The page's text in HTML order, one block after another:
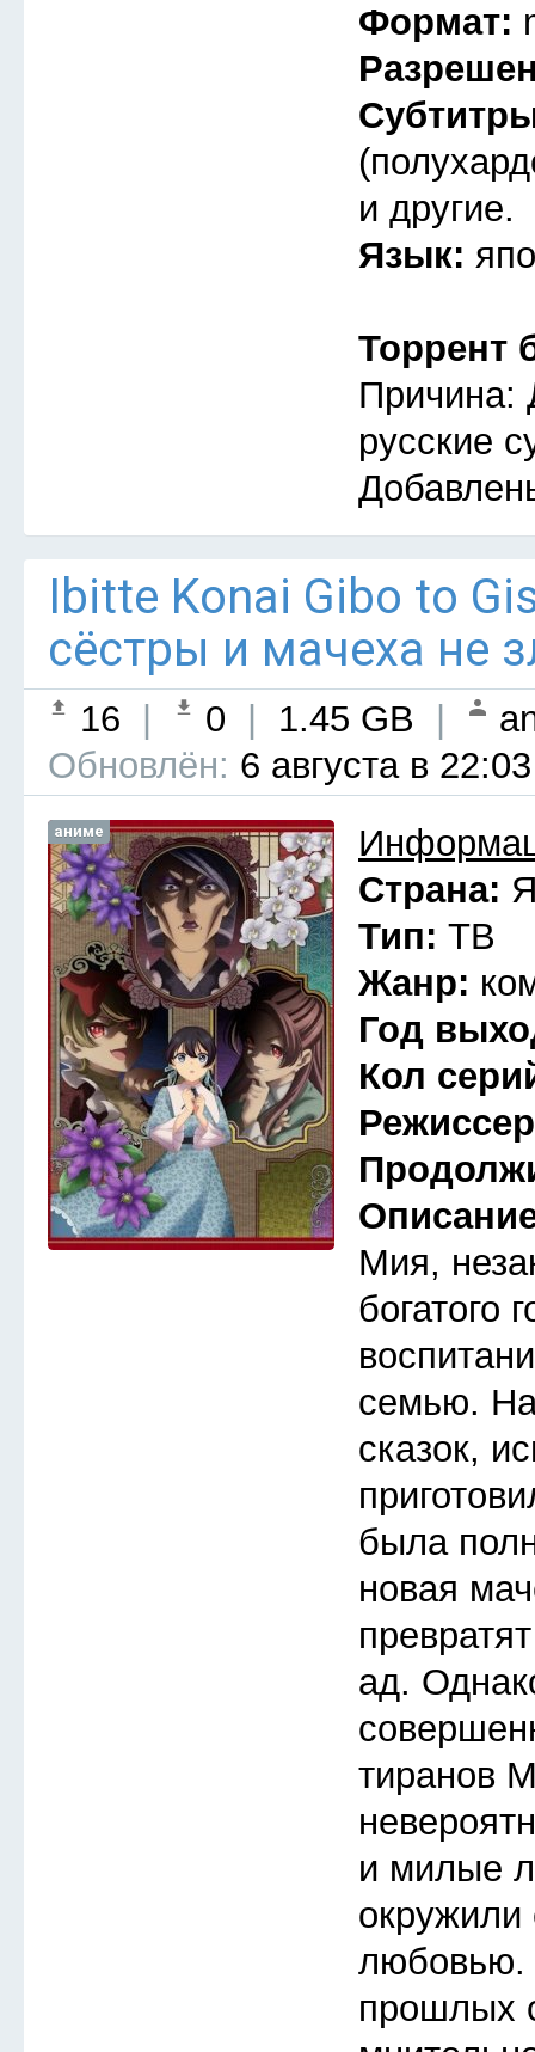
Формат:
и другие.
Язык:
Торрент
Причина:
русские
Ibitte Konai Gibo to
сёстры и мачеха не
16 0 1.45 GB
Обновлён: 6 августа в 22:03
аниме
Страна:
Тип: ТВ
Жанр:
Год
Кол
Мия,
богатого
семью.
сказок,
была
новая
ад.
тиранов
и милые
окружили
любовью.
прошлых